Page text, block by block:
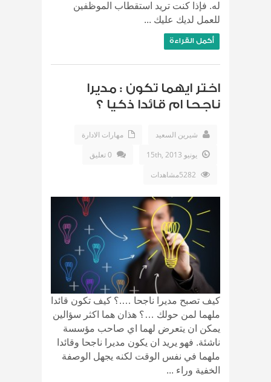
له. فإذا كنت تريد استقطاب الموظفين
للعمل لديك عليك ...
أكمل القراءة
اختر ايهما تكون : مديرا
ناجحا ام قائدا ذكيا ؟
شيرين السعيد
مهارات الادارة
يونيو 15th, 2013
0 تعليق
كيف تصبح مديرا ناجحا ….؟ كيف تكون قائدا
ملهما لمن حولك …؟ هذان هما اكثر سؤالين
يمكن ان يتعرض لهما اي صاحب مؤسسة
ناشئة. فهو يريد ان يكون مديرا ناجحا وقائدا
ملهما في نفس الوقت لكنه يجهل الوصفة
الخفية وراء ...